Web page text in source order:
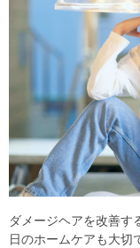
ダメージヘアを改善す
日のホームケアも大切